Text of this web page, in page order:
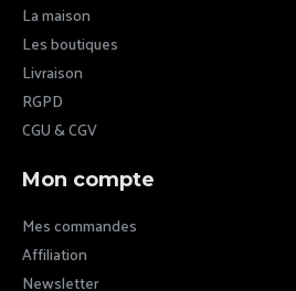
La maison
Les boutiques
Livraison
RGPD
CGU & CGV
Mon compte
Mes commandes
Affiliation
Newsletter